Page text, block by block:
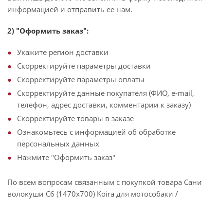
информацией и отправить ее нам.
2) "Оформить заказ":
Укажите регион доставки
Скорректируйте параметры доставки
Скорректируйте параметры оплаты
Скорректируйте данные покупателя (ФИО, e-mail,
телефон, адрес доставки, комментарии к заказу)
Скорректируйте товары в заказе
Ознакомьтесь с информацией об обработке
персональных данных
Нажмите "Оформить заказ"
По всем вопросам связанным с покупкой товара Сани
волокуши С6 (1470х700) Koira для мотособаки /